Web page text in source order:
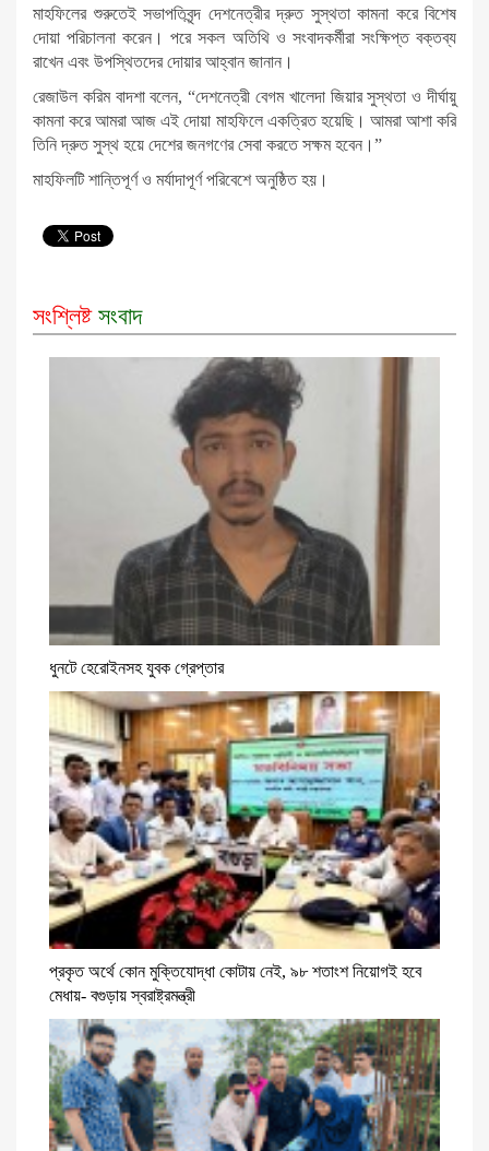
মাহফিলের শুরুতেই সভাপতিবৃন্দ দেশনেত্রীর দ্রুত সুস্থতা কামনা করে বিশেষ
দোয়া পরিচালনা করেন। পরে সকল অতিথি ও সংবাদকর্মীরা সংক্ষিপ্ত বক্তব্য
রাখেন এবং উপস্থিতদের দোয়ার আহ্বান জানান।
রেজাউল করিম বাদশা বলেন, “দেশনেত্রী বেগম খালেদা জিয়ার সুস্থতা ও দীর্ঘায়ু
কামনা করে আমরা আজ এই দোয়া মাহফিলে একত্রিত হয়েছি। আমরা আশা করি
তিনি দ্রুত সুস্থ হয়ে দেশের জনগণের সেবা করতে সক্ষম হবেন।”
মাহফিলটি শান্তিপূর্ণ ও মর্যাদাপূর্ণ পরিবেশে অনুষ্ঠিত হয়।
সংশ্লিষ্ট সংবাদ
ধুনটে হেরোইনসহ যুবক গ্রেপ্তার
প্রকৃত অর্থে কোন মুক্তিযোদ্ধা কোটায় নেই, ৯৮ শতাংশ নিয়োগই হবে
মেধায়- বগুড়ায় স্বরাষ্ট্রমন্ত্রী